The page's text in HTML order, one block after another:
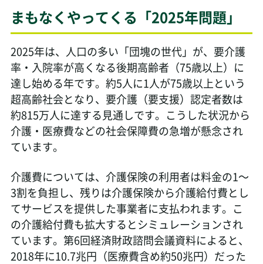
まもなくやってくる「2025年問題」
2025年は、人口の多い「団塊の世代」が、要介護
率・入院率が高くなる後期高齢者（75歳以上）に
達し始める年です。約5人に1人が75歳以上という
超高齢社会となり、要介護（要支援）認定者数は
約815万人に達する見通しです。こうした状況から
介護・医療費などの社会保障費の急増が懸念され
ています。
介護費については、介護保険の利用者は料金の1～
3割を負担し、残りは介護保険から介護給付費とし
てサービスを提供した事業者に支払われます。こ
の介護給付費も拡大するとシミュレーションされ
ています。第6回経済財政諮問会議資料によると、
2018年に10.7兆円（医療費含め約50兆円）だった